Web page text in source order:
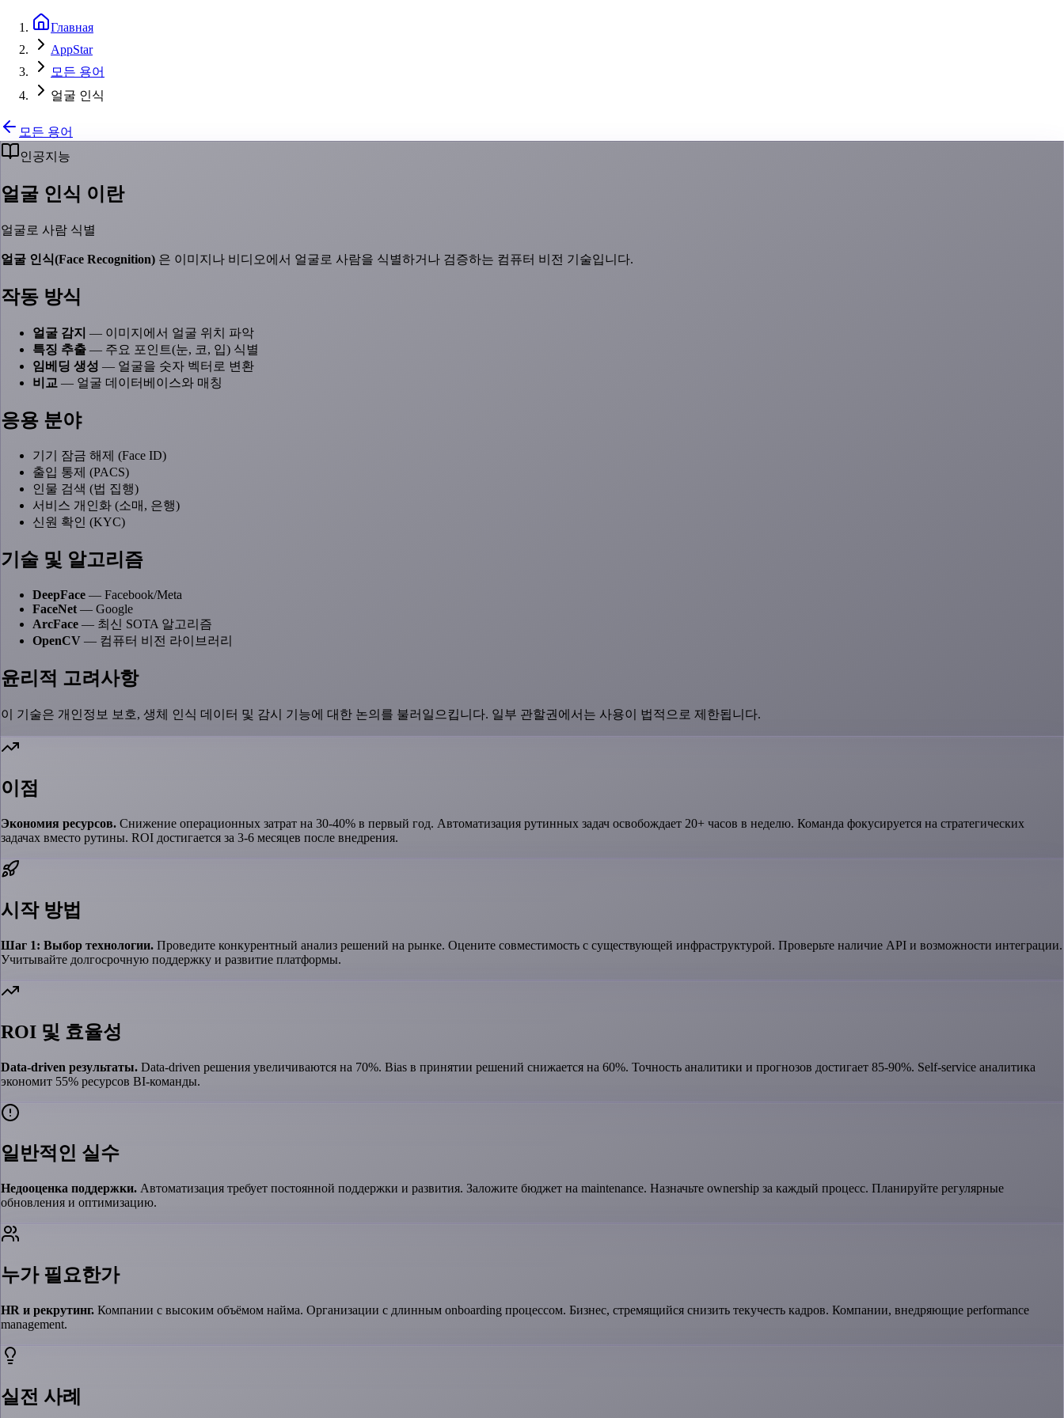
Главная
AppStar
모든 용어
얼굴 인식
모든 용어
인공지능
얼굴 인식 이란
얼굴로 사람 식별
얼굴 인식(Face Recognition) 은 이미지나 비디오에서 얼굴로 사람을 식별하거나 검증하는 컴퓨터 비전 기술입니다.
작동 방식
얼굴 감지 — 이미지에서 얼굴 위치 파악
특징 추출 — 주요 포인트(눈, 코, 입) 식별
임베딩 생성 — 얼굴을 숫자 벡터로 변환
비교 — 얼굴 데이터베이스와 매칭
응용 분야
기기 잠금 해제 (Face ID)
출입 통제 (PACS)
인물 검색 (법 집행)
서비스 개인화 (소매, 은행)
신원 확인 (KYC)
기술 및 알고리즘
DeepFace — Facebook/Meta
FaceNet — Google
ArcFace — 최신 SOTA 알고리즘
OpenCV — 컴퓨터 비전 라이브러리
윤리적 고려사항
이 기술은 개인정보 보호, 생체 인식 데이터 및 감시 기능에 대한 논의를 불러일으킵니다. 일부 관할권에서는 사용이 법적으로 제한됩니다.
이점
Экономия ресурсов. Снижение операционных затрат на 30-40% в первый год. Автоматизация рутинных задач освобождает 20+ часов в неделю. Команда фокусируется на стратегических
задачах вместо рутины. ROI достигается за 3-6 месяцев после внедрения.
시작 방법
Шаг 1: Выбор технологии. Проведите конкурентный анализ решений на рынке. Оцените совместимость с существующей инфраструктурой. Проверьте наличие API и возможности интеграции.
Учитывайте долгосрочную поддержку и развитие платформы.
ROI 및 효율성
Data-driven результаты. Data-driven решения увеличиваются на 70%. Bias в принятии решений снижается на 60%. Точность аналитики и прогнозов достигает 85-90%. Self-service аналитика
экономит 55% ресурсов BI-команды.
일반적인 실수
Недооценка поддержки. Автоматизация требует постоянной поддержки и развития. Заложите бюджет на maintenance. Назначьте ownership за каждый процесс. Планируйте регулярные
обновления и оптимизацию.
누가 필요한가
HR и рекрутинг. Компании с высоким объёмом найма. Организации с длинным onboarding процессом. Бизнес, стремящийся снизить текучесть кадров. Компании, внедряющие performance
management.
실전 사례